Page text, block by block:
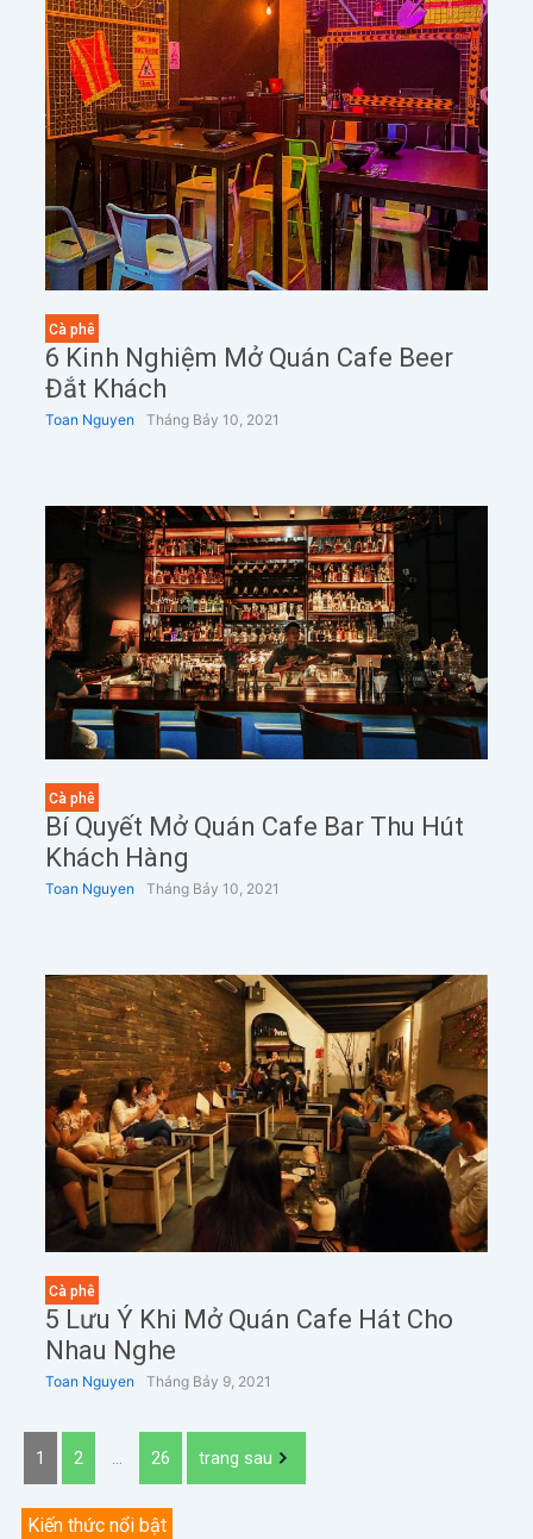
Cà phê
6 Kinh Nghiệm Mở Quán Cafe Beer
Đắt Khách
Toan Nguyen Tháng Bảy 10, 2021
Cà phê
Bí Quyết Mở Quán Cafe Bar Thu Hút
Khách Hàng
Toan Nguyen Tháng Bảy 10, 2021
Cà phê
5 Lưu Ý Khi Mở Quán Cafe Hát Cho
Nhau Nghe
Toan Nguyen Tháng Bảy 9, 2021
1 2 … 26 trang sau
Kiến thức nổi bật